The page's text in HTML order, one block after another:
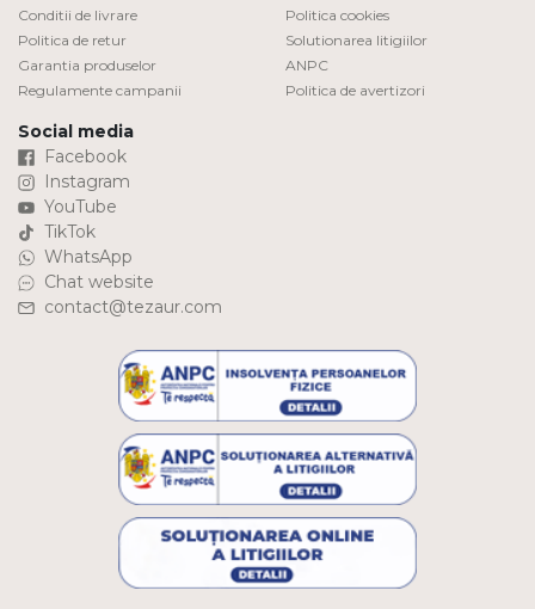
Conditii de livrare
Politica de retur
Garantia produselor
Regulamente campanii
Politica cookies
Solutionarea litigiilor
ANPC
Politica de avertizori
Social media
Facebook
Instagram
YouTube
TikTok
WhatsApp
Chat website
contact@tezaur.com